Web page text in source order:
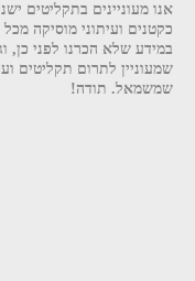
אנו מעוניינים בתקליטים
כקטנים ועיתוני מוסיקה
במידע שלא הכרנו לפני כן,
שמעוניין לתרום תקליטים
שמשמאל. תודה!